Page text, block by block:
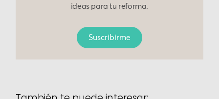
ideas para tu reforma.
Suscribirme